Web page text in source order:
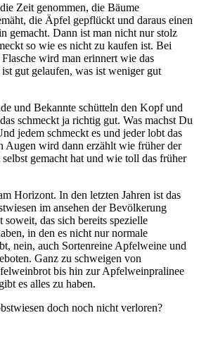
Zeit genommen, die Bäume
die Äpfel gepflückt und daraus einen
gemacht. Dann ist man nicht nur stolz
so wie es nicht zu kaufen ist. Bei
wird man erinnert wie das
gut gelaufen, was ist weniger gut
und Bekannte schütteln den Kopf und
schmeckt ja richtig gut. Was machst Du
jedem schmeckt es und jeder lobt das
Augen wird dann erzählt wie früher der
gemacht hat und wie toll das früher
Horizont. In den letzten Jahren ist das
im ansehen der Bevölkerung
soweit, das sich bereits spezielle
in den es nicht nur normale
nein, auch Sortenreine Apfelweine und
Ganz zu schweigen von
bis hin zur Apfelweinpralinee
es alles zu haben.
doch noch nicht verloren?